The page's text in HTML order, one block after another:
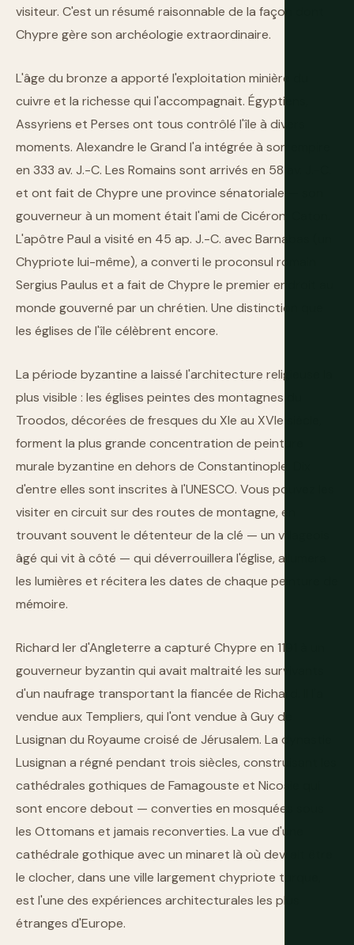
visiteur. C'est un résumé raisonnable de la façon dont
Chypre gère son archéologie extraordinaire.
L'âge du bronze a apporté l'exploitation minière du
cuivre et la richesse qui l'accompagnait. Égyptiens,
Assyriens et Perses ont tous contrôlé l'île à divers
moments. Alexandre le Grand l'a intégrée à son empire
en 333 av. J.-C. Les Romains sont arrivés en 58 av. J.-C.
et ont fait de Chypre une province sénatoriale — son
gouverneur à un moment était l'ami de Cicéron, Caton.
L'apôtre Paul a visité en 45 ap. J.-C. avec Barnabas (un
Chypriote lui-même), a converti le proconsul romain
Sergius Paulus et a fait de Chypre le premier endroit au
monde gouverné par un chrétien. Une distinction que
les églises de l'île célèbrent encore.
La période byzantine a laissé l'architecture religieuse la
plus visible : les églises peintes des montagnes du
Troodos, décorées de fresques du XIe au XVIe siècle,
forment la plus grande concentration de peinture
murale byzantine en dehors de Constantinople. Dix
d'entre elles sont inscrites à l'UNESCO. Vous pouvez les
visiter en circuit sur des routes de montagne, en
trouvant souvent le détenteur de la clé — un villageois
âgé qui vit à côté — qui déverrouillera l'église, allumera
les lumières et récitera les dates de chaque peinture de
mémoire.
Richard Ier d'Angleterre a capturé Chypre en 1191 à un
gouverneur byzantin qui avait maltraité les survivants
d'un naufrage transportant la fiancée de Richard. Il l'a
vendue aux Templiers, qui l'ont vendue à Guy de
Lusignan du Royaume croisé de Jérusalem. La dynastie
Lusignan a régné pendant trois siècles, construisant les
cathédrales gothiques de Famagouste et Nicosie qui
sont encore debout — converties en mosquées sous
les Ottomans et jamais reconverties. La vue d'une
cathédrale gothique avec un minaret là où devrait être
le clocher, dans une ville largement chypriote turque,
est l'une des expériences architecturales les plus
étranges d'Europe.